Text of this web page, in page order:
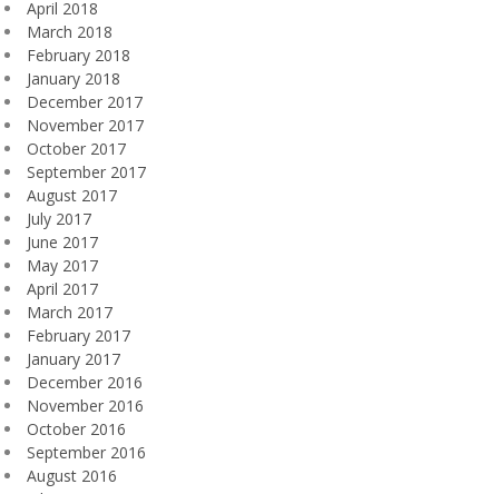
April 2018
March 2018
February 2018
January 2018
December 2017
November 2017
October 2017
September 2017
August 2017
July 2017
June 2017
May 2017
April 2017
March 2017
February 2017
January 2017
December 2016
November 2016
October 2016
September 2016
August 2016